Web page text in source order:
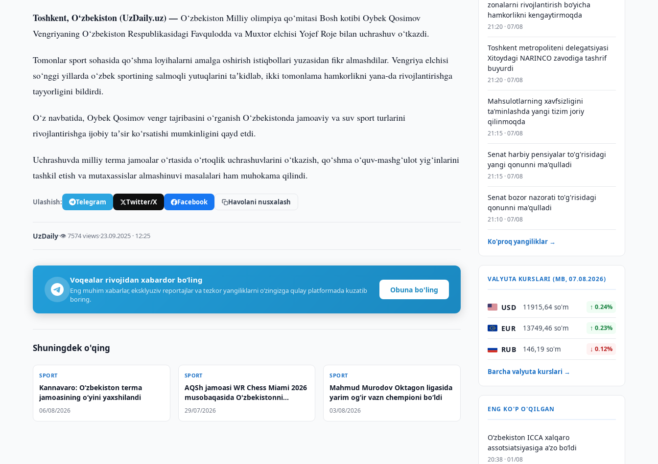
Toshkent, O‘zbekiston (UzDaily.uz) — O‘zbekiston Milliy olimpiya qo‘mitasi Bosh kotibi Oybek Qosimov
Vengriyaning O‘zbekiston Respublikasidagi Favqulodda va Muxtor elchisi Yojef Roje bilan uchrashuv o‘tkazdi.
Tomonlar sport sohasida qo‘shma loyihalarni amalga oshirish istiqbollari yuzasidan fikr almashdilar. Vengriya elchisi
so‘nggi yillarda o‘zbek sportining salmoqli yutuqlarini taʼkidlab, ikki tomonlama hamkorlikni yana-da rivojlantirishga
tayyorligini bildirdi.
O‘z navbatida, Oybek Qosimov vengr tajribasini o‘rganish O‘zbekistonda jamoaviy va suv sport turlarini
rivojlantirishga ijobiy taʼsir ko‘rsatishi mumkinligini qayd etdi.
Uchrashuvda milliy terma jamoalar o‘rtasida o‘rtoqlik uchrashuvlarini o‘tkazish, qo‘shma o‘quv-mashg‘ulot yig‘inlarini
tashkil etish va mutaxassislar almashinuvi masalalari ham muhokama qilindi.
Ulashish: Telegram Twitter/X Facebook Havolani nusxalash
UzDaily·👁 7574 views·23.09.2025 · 12:25
Voqealar rivojidan xabardor bo‘ling
Eng muhim xabarlar, eksklyuziv reportajlar va tezkor yangiliklarni o‘zingizga qulay platformada kuzatib
boring.
Obuna bo'ling
Shuningdek o'qing
SPORT
Kannavaro: O‘zbekiston terma
jamoasining o‘yini yaxshilandi
06/08/2026
SPORT
AQSh jamoasi WR Chess Miami 2026
musobaqasida O'zbekistonni
mag'lub etdi
29/07/2026
SPORT
Mahmud Murodov Oktagon ligasida
yarim og‘ir vazn chempioni bo‘ldi
03/08/2026
zonalarni rivojlantirish boʻyicha
hamkorlikni kengaytirmoqda
21:20 · 07/08
Toshkent metropoliteni delegatsiyasi
Xitoydagi NARINCO zavodiga tashrif
buyurdi
21:20 · 07/08
Mahsulotlarning xavfsizligini
taʼminlashda yangi tizim joriy
qilinmoqda
21:15 · 07/08
Senat harbiy pensiyalar to'g'risidagi
yangi qonunni ma'qulladi
21:15 · 07/08
Senat bozor nazorati to'g'risidagi
qonunni ma'qulladi
21:10 · 07/08
Ko'proq yangiliklar →
VALYUTA KURSLARI (MB, 07.08.2026)
USD 11915,64 so'm ↑ 0.24%
EUR 13749,46 so'm ↑ 0.23%
RUB 146,19 so'm ↓ 0.12%
Barcha valyuta kurslari →
ENG KO'P O'QILGAN
O‘zbekiston ICCA xalqaro
assotsiatsiyasiga aʼzo bo‘ldi
20:38 · 01/08